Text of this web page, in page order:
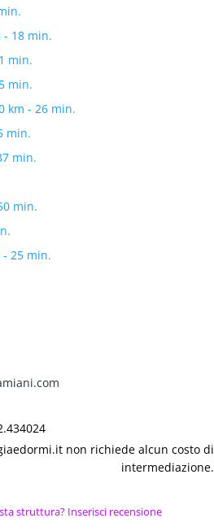
- 18 min.
min.
min.
km - 26 min.
min.
min.
min.
- 25 min.
non richiede alcun costo di
intermediazione.
struttura? Inserisci recensione